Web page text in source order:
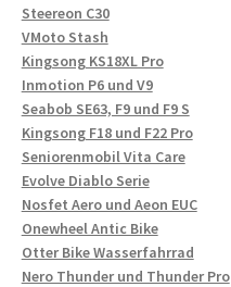
Steereon C30
VMoto Stash
Kingsong KS18XL Pro
Inmotion P6 und V9
Seabob SE63, F9 und F9 S
Kingsong F18 und F22 Pro
Seniorenmobil Vita Care
Evolve Diablo Serie
Nosfet Aero und Aeon EUC
Onewheel Antic Bike
Otter Bike Wasserfahrrad
Nero Thunder und Thunder Pro